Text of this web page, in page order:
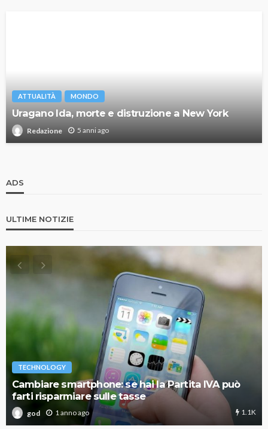
ATTUALITÀ MONDO
Uragano Ida, morte e distruzione a New York
Redazione 5 anni ago
ADS
ULTIME NOTIZIE
TECHNOLOGY
Cambiare smartphone: se hai la Partita IVA può
farti risparmiare sulle tasse
god 1 anno ago 1.1K